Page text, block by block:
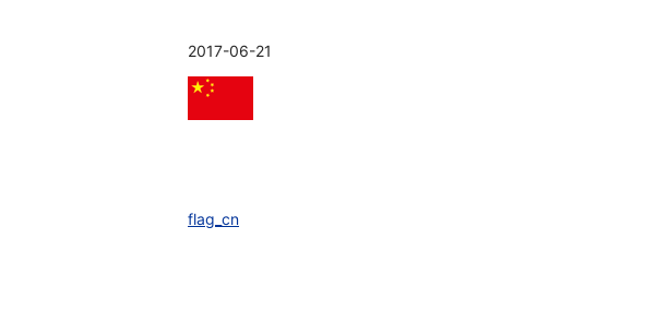
2017-06-21
flag_cn